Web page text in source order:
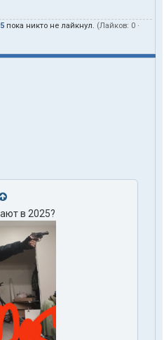
пока никто не лайкнул. (Лайков: 0 ·
в 2025?